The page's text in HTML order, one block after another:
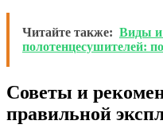
Читайте также: Виды и
полотенцесушителей:
Советы и
правильной